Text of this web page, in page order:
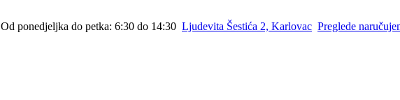
Od ponedjeljka do petka: 6:30 do 14:30 Ljudevita Šestića 2, Karlovac Preglede